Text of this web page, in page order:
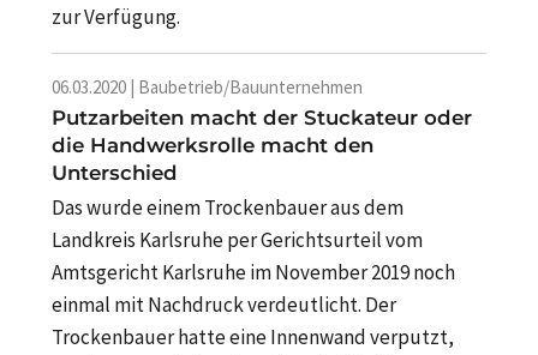
zur Verfügung.
06.03.2020 | Baubetrieb/Bauunternehmen
Putzarbeiten macht der Stuckateur oder
die Handwerksrolle macht den
Unterschied
Das wurde einem Trockenbauer aus dem
Landkreis Karlsruhe per Gerichtsurteil vom
Amtsgericht Karlsruhe im November 2019 noch
einmal mit Nachdruck verdeutlicht. Der
Trockenbauer hatte eine Innenwand verputzt,